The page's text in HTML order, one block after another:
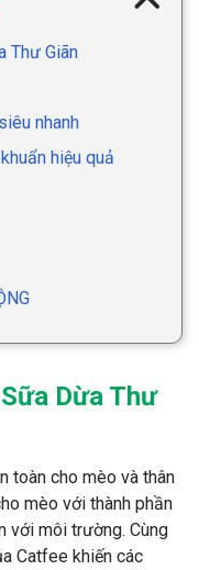
Thư Giãn
nhanh
hiệu quả
Dừa Thư
toàn cho mèo và thân
mèo với thành phần
với môi trường. Cùng
Catfee khiến các